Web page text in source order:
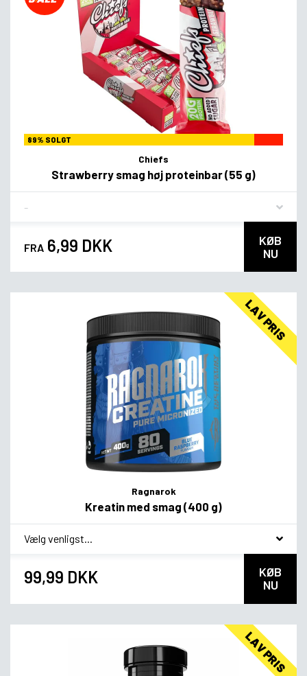
89% SOLGT
Chiefs
Strawberry smag høj proteinbar (55 g)
FRA 6,99 DKK
KØB
NU
LAV PRIS
Ragnarok
Kreatin med smag (400 g)
* Smagsvariant
99,99 DKK
KØB
NU
LAV PRIS